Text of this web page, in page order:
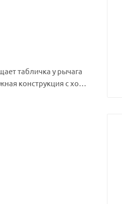
табличка у рычага
конструкция с хот-